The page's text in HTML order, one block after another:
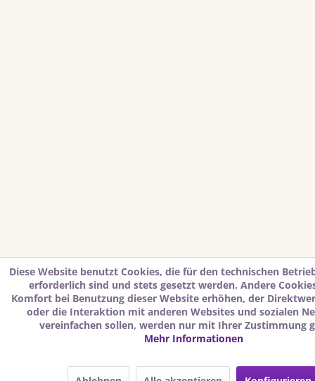
Diese Website benutzt Cookies, die für den technischen
erforderlich sind und stets gesetzt werden. Andere
Komfort bei Benutzung dieser Website erhöhen, der
oder die Interaktion mit anderen Websites und sozialen
vereinfachen sollen, werden nur mit Ihrer Zustimmung
Mehr Informationen